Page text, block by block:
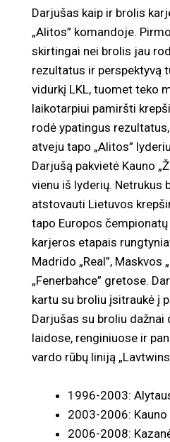
Darjušas kaip ir brolis
„Alitos” komandoje.
skirtingai nei brolis jau
rezultatus ir perspektyvą
vidurkį LKL, tuomet teko
laikotarpiui pamiršti
rodė ypatingus
atveju tapo „Alitos”
Darjušą pakvietė Kauno
vienu iš lyderių. Netrukus
atstovauti Lietuvos
tapo Europos
karjeros etapais
Madrido „Real”, Maskvos
„Fenerbahce” gretose.
kartu su broliu įsitraukė į
Darjušas su broliu dažnai
laidose, renginiuose ir
vardo rūbų liniją
1996-2003:
2003-2006: Kauno
2006-2008: